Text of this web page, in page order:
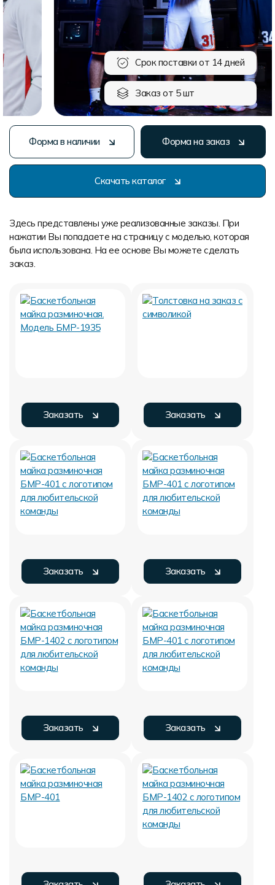
Форма в наличии Форма на заказ
Скачать каталог
Срок поставки от 14 дней
Заказ от 5 шт
Здесь представлены уже реализованные заказы. При
нажатии Вы попадаете на страницу с моделью, которая
была использована. На ее основе Вы можете сделать
заказ.
Заказать Заказать
Заказать Заказать
Заказать Заказать
Форма в наличии
Распродажа
Реквизиты
Система скидок и наценок
Пользовательское соглашение
Доставка